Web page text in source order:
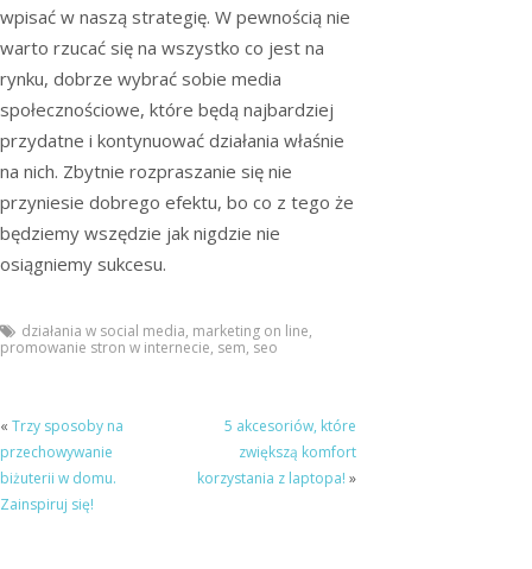
wpisać w naszą strategię. W pewnością nie
warto rzucać się na wszystko co jest na
rynku, dobrze wybrać sobie media
społecznościowe, które będą najbardziej
przydatne i kontynuować działania właśnie
na nich. Zbytnie rozpraszanie się nie
przyniesie dobrego efektu, bo co z tego że
będziemy wszędzie jak nigdzie nie
osiągniemy sukcesu.
działania w social media, marketing on line,
promowanie stron w internecie, sem, seo
« Trzy sposoby na
przechowywanie
biżuterii w domu.
Zainspiruj się!
5 akcesoriów, które
zwiększą komfort
korzystania z laptopa! »